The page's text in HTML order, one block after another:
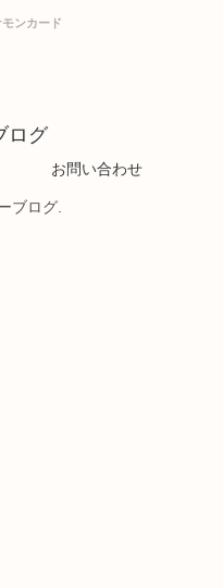
モンカード
ログ
お問い合わせ
ブログ.